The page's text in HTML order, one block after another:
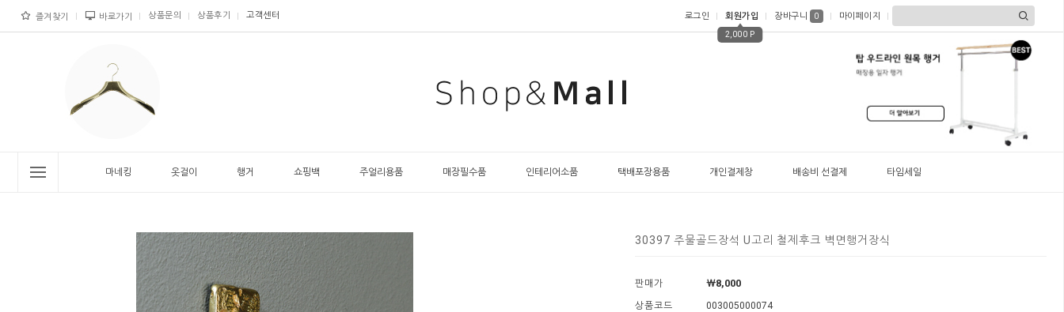
즐겨찾기 바로가기 상품문의 상품후기 고객센터 로그인 회원가입
2,000 P
장바구니 0 마이페이지
마네킹 옷걸이 행거 쇼핑백 주얼리용품 매장필수품 인테리어소품 택배포장용품 개인결제창 배송비 선결제 타임세일
30397 주물골드장석 U고리 철제후크 벽면행거장식
판매가 ￦8,000
상품코드
003005000074